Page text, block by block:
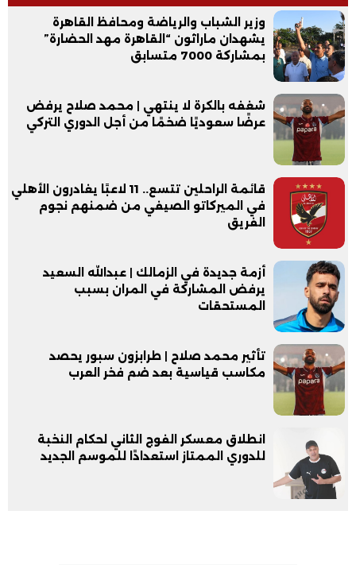
وزير الشباب والرياضة ومحافظ القاهرة
يشهدان ماراثون “القاهرة مهد الحضارة”
بمشاركة 7000 متسابق
شغفه بالكرة لا ينتهي | محمد صلاح يرفض
عرضًا سعوديًا ضخمًا من أجل الدوري التركي
قائمة الراحلين تتسع.. 11 لاعبًا يغادرون الأهلي
في الميركاتو الصيفي من ضمنهم نجوم
الفريق
أزمة جديدة في الزمالك | عبدالله السعيد
يرفض المشاركة في المران بسبب
المستحقات
تأثير محمد صلاح | طرابزون سبور يحصد
مكاسب قياسية بعد ضم فخر العرب
انطلاق معسكر الفوج الثاني لحكام النخبة
للدوري الممتاز استعدادًا للموسم الجديد